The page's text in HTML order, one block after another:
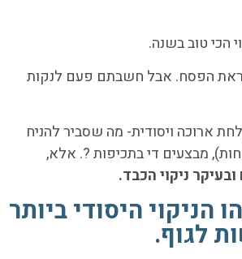
הכי טוב בשנה.
הפסח. אבל חשבתם פעם לנקות
ארוכה ויסודית- מה שסביר להניח
מבצעים די בתכיפות ?. אלא,
ניקוי הכבד.
הניקוי היסודי ביותר
לגוף.